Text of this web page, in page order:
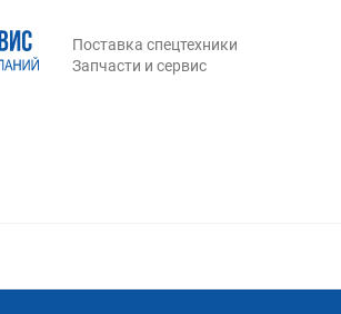
Поставка спецтехники
Запчасти и сервис